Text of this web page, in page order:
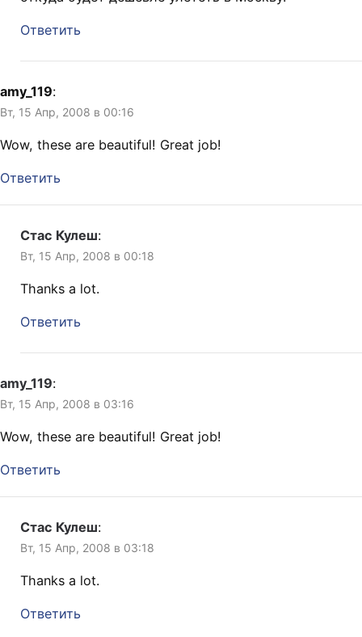
Ответить
amy_119:
Вт, 15 Апр, 2008 в 00:16
Wow, these are beautiful! Great job!
Ответить
Стас Кулеш:
Вт, 15 Апр, 2008 в 00:18
Thanks a lot.
Ответить
amy_119:
Вт, 15 Апр, 2008 в 03:16
Wow, these are beautiful! Great job!
Ответить
Стас Кулеш:
Вт, 15 Апр, 2008 в 03:18
Thanks a lot.
Ответить